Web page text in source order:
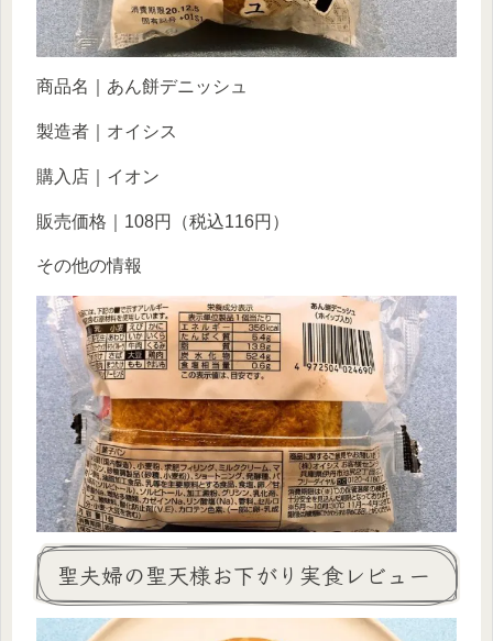
商品名｜あん餅デニッシュ
製造者｜オイシス
購入店｜イオン
販売価格｜108円（税込116円）
その他の情報
聖夫婦の聖天様お下がり実食レビュー